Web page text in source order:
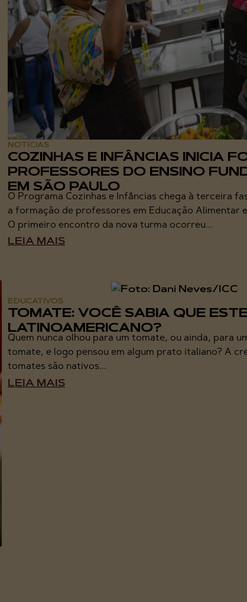
NOTÍCIAS
COZINHAS E INFÂNCIAS INICIA
PROFESSORES DO ENSINO
EM SÃO PAULO
O Programa Cozinhas e Infâncias chega à terceira
a formação de professores em Educação Alimentar
O primeiro encontro da nova turma ocorreu...
LEIA MAIS
EDUCATIVOS
TOMATE: VOCÊ SABIA QUE
LATINOAMERICANO?
Quem nunca olhou para um tomate, ou ainda, para
tomate, e logo pensou em algum prato italiano? A
tomates são nativos...
LEIA MAIS